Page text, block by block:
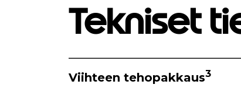
Tekniset
Viihteen tehopakkaus3